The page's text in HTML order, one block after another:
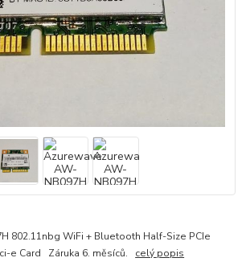
802.11nbg WiFi + Bluetooth Half-Size PCIe
e Card Záruka 6. měsíců. celý popis